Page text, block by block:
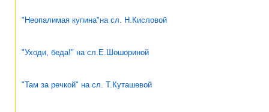
"Неопалимая купина"на сл. Н.Кисловой
"Уходи, беда!" на сл.Е.Шошориной
"Там за речкой" на сл. Т.Куташевой